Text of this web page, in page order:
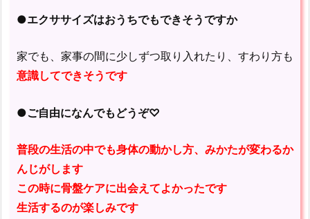
●エクササイズはおうちでもできそうですか
家でも、家事の間に少しずつ取り入れたり、すわり方も
意識してできそうです
●ご自由になんでもどうぞ♡
普段の生活の中でも身体の動かし方、みかたが変わるか
んじがします
この時に骨盤ケアに出会えてよかったです
生活するのが楽しみです